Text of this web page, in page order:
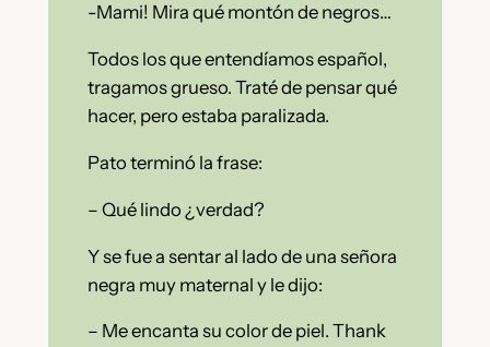
-Mami! Mira qué montón de negros…
Todos los que entendíamos español,
tragamos grueso. Traté de pensar qué
hacer, pero estaba paralizada.
Pato terminó la frase:
– Qué lindo ¿verdad?
Y se fue a sentar al lado de una señora
negra muy maternal y le dijo:
– Me encanta su color de piel. Thank